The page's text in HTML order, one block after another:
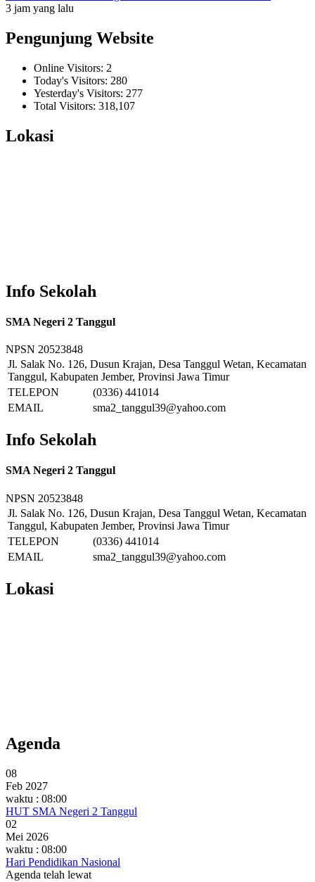
3 jam yang lalu
Pengunjung Website
Online Visitors: 2
Today's Visitors: 280
Yesterday's Visitors: 277
Total Visitors: 318,107
Lokasi
Info Sekolah
SMA Negeri 2 Tanggul
NPSN 20523848
Jl. Salak No. 126, Dusun Krajan, Desa Tanggul Wetan, Kecamatan
Tanggul, Kabupaten Jember, Provinsi Jawa Timur
TELEPON
(0336) 441014
EMAIL
sma2_tanggul39@yahoo.com
Info Sekolah
SMA Negeri 2 Tanggul
NPSN 20523848
Jl. Salak No. 126, Dusun Krajan, Desa Tanggul Wetan, Kecamatan
Tanggul, Kabupaten Jember, Provinsi Jawa Timur
TELEPON
(0336) 441014
EMAIL
sma2_tanggul39@yahoo.com
Lokasi
Agenda
08
Feb 2027
waktu : 08:00
HUT SMA Negeri 2 Tanggul
02
Mei 2026
waktu : 08:00
Hari Pendidikan Nasional
Agenda telah lewat